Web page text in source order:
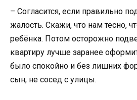
– Согласится, если правильно
жалость. Скажи, что нам тесно,
ребёнка. Потом осторожно
квартиру лучше заранее
было спокойно и без лишних
сын, не сосед с улицы.